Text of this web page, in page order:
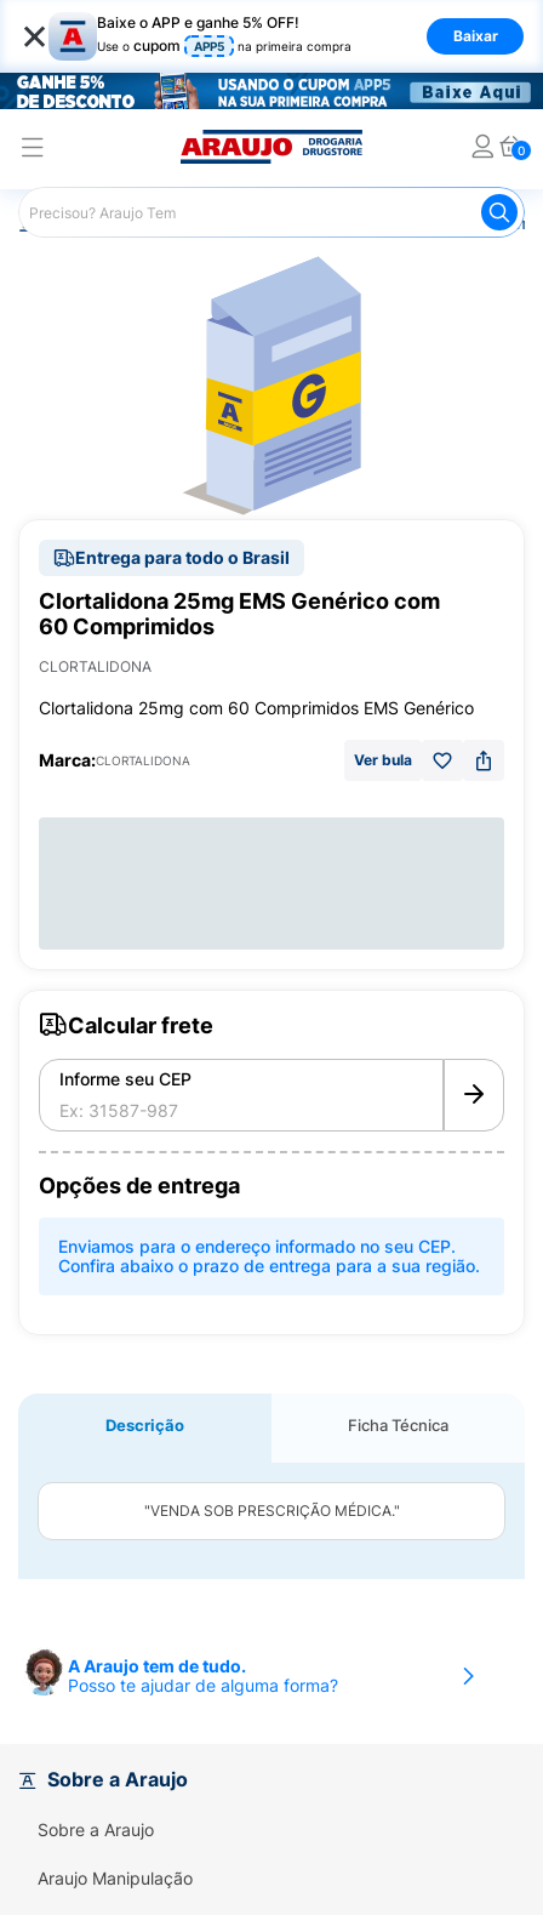
× Baixe o APP e ganhe 5% OFF!
Use o cupom APP5 na primeira compra
Baixar
0
Araujo Medicamentos
Entrega para todo o Brasil
Clortalidona 25mg EMS Genérico com
60 Comprimidos
CLORTALIDONA
Clortalidona 25mg com 60 Comprimidos EMS Genérico
Marca:CLORTALIDONA Ver bula
Calcular frete
Informe seu CEP
Opções de entrega
Enviamos para o endereço informado no seu CEP.
Confira abaixo o prazo de entrega para a sua região.
Descrição Ficha Técnica
"VENDA SOB PRESCRIÇÃO MÉDICA."
A Araujo tem de tudo.
Posso te ajudar de alguma forma?
Sobre a Araujo
Sobre a Araujo
Araujo Manipulação